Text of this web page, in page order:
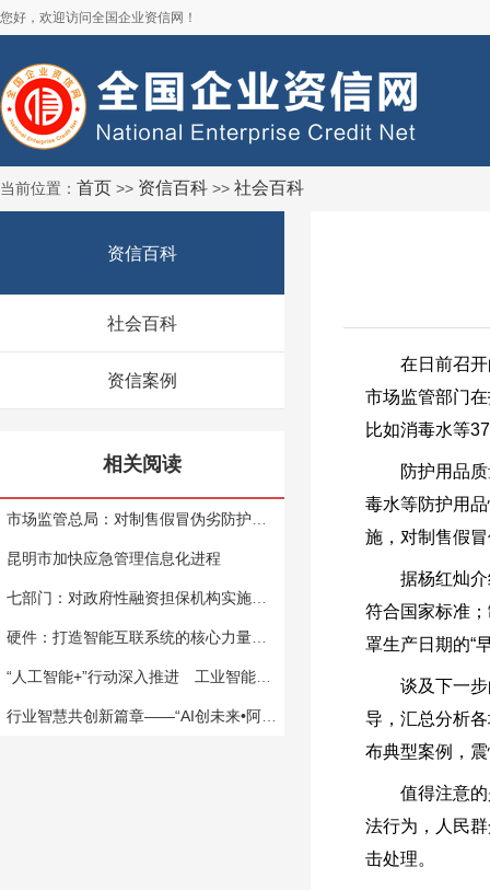
您好，欢迎访问全国企业资信网！
当前位置： 首页 >> 资信百科 >> 社会百科
资信百科
社会百科
资信案例
相关阅读
昆明市加快应急管理信息化进程
在日前召
市场监管部门
比如消毒水等
防护用品
毒水等防护用
施，对制售假
据杨红灿
符合国家标准
罩生产日期的“
谈及下一
导，汇总分析
布典型案例，
值得注意
法行为，人民
击处理。